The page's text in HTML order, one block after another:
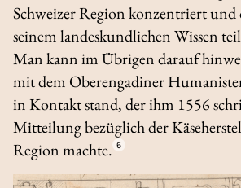
Schweizer Region konzentriert und
seinem landeskundlichen Wissen
Man kann im Übrigen darauf
mit dem Oberengadiner
in Kontakt stand, der ihm 1556
Mitteilung bezüglich der
Region machte. 6